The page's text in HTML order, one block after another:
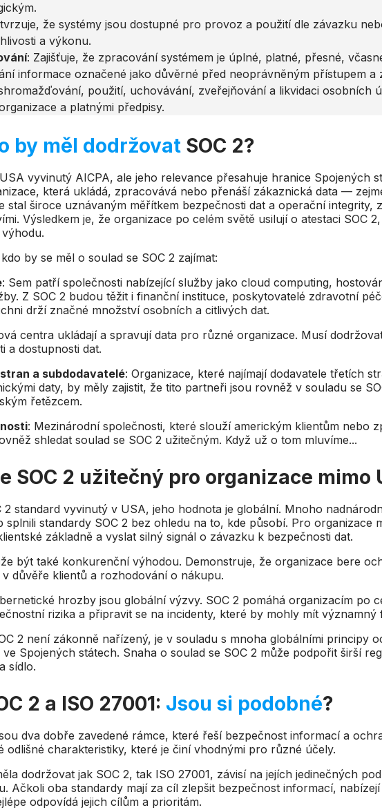
že systémy jsou dostupné pro provoz a použití dle závazku
a výkonu.
: Zajišťuje, že zpracování systémem je úplné, platné, přesné,
informace označené jako důvěrné před neoprávněným přístupem a
použití, uchovávání, zveřejňování a likvidaci osobních
a platnými předpisy.
by měl dodržovat SOC 2?
vyvinutý AICPA, ale jeho relevance přesahuje hranice Spojených
která ukládá, zpracovává nebo přenáší zákaznická data —
stal široce uznávaným měřítkem bezpečnosti dat a operační integrity,
Výsledkem je, že organizace po celém světě usilují o atestaci SOC
by se měl o soulad se SOC 2 zajímat:
: Sem patří společnosti nabízející služby jako cloud computing,
Z SOC 2 budou těžit i finanční instituce, poskytovatelé zdravotní
drží značné množství osobních a citlivých dat.
centra ukládají a spravují data pro různé organizace. Musí
a dostupnosti dat.
a subdodavatelé: Organizace, které najímají dodavatele třetích
daty, by měly zajistit, že tito partneři jsou rovněž v souladu se
řetězcem.
: Mezinárodní společnosti, které slouží americkým klientům nebo
shledat soulad se SOC 2 užitečným. Když už o tom mluvíme...
SOC 2 užitečný pro organizace mimo
standard vyvinutý v USA, jeho hodnota je globální. Mnoho
splnili standardy SOC 2 bez ohledu na to, kde působí. Pro organizace
základně a vyslat silný signál o závazku k bezpečnosti dat.
být také konkurenční výhodou. Demonstruje, že organizace bere
důvěře klientů a rozhodování o nákupu.
hrozby jsou globální výzvy. SOC 2 pomáhá organizacím po
rizika a připravit se na incidenty, které by mohly mít významný
2 není zákonně nařízený, je v souladu s mnoha globálními principy
ve Spojených státech. Snaha o soulad se SOC 2 může podpořit širší
sídlo.
2 a ISO 27001: Jsou si podobné?
dva dobře zavedené rámce, které řeší bezpečnost informací a
odlišné charakteristiky, které je činí vhodnými pro různé účely.
dodržovat jak SOC 2, tak ISO 27001, závisí na jejích jedinečných
Ačkoli oba standardy mají za cíl zlepšit bezpečnost informací,
odpovídá jejich cílům a prioritám.